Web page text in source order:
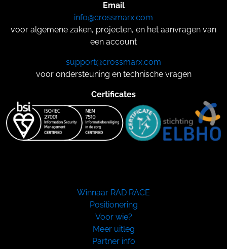
Email
info@crossmarx.com
voor algemene zaken, projecten, en het aanvragen van
een account
support@crossmarx.com
voor ondersteuning en technische vragen
Certificates
Winnaar RAD RACE
Positionering
Voor wie?
Meer uitleg
Partner info